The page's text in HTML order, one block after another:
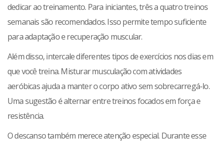
dedicar ao treinamento. Para iniciantes, três a quatro treinos
semanais são recomendados. Isso permite tempo suficiente
para adaptação e recuperação muscular.
Além disso, intercale diferentes tipos de exercícios nos dias em
que você treina. Misturar musculação com atividades
aeróbicas ajuda a manter o corpo ativo sem sobrecarregá-lo.
Uma sugestão é alternar entre treinos focados em força e
resistência.
O descanso também merece atenção especial. Durante esse